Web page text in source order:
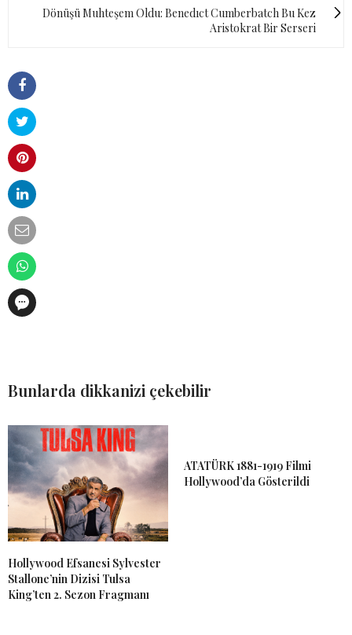
Dönüşü Muhteşem Oldu: Benedıct Cumberbatch Bu Kez
Aristokrat Bir Serseri
Bunlarda dikkanizi çekebilir
Hollywood Efsanesi Sylvester
Stallone’nin Dizisi Tulsa
King’ten 2. Sezon Fragmanı
ATATÜRK 1881-1919 Filmi
Hollywood’da Gösterildi